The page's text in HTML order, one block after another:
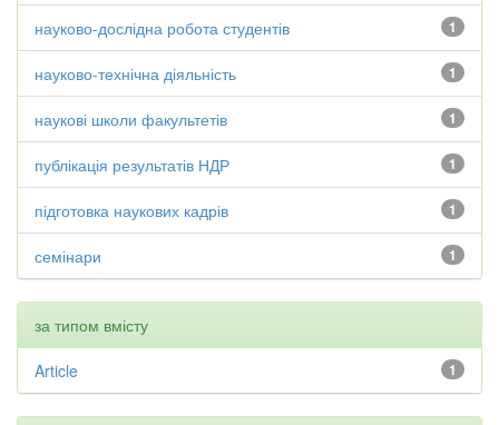
1
науково-дослідна робота студентів
1
науково-технічна діяльність
1
наукові школи факультетів
1
публікація результатів НДР
1
підготовка наукових кадрів
1
семінари
за типом вмісту
1
Article